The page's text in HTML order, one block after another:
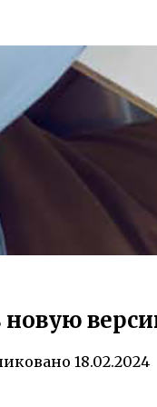
18.02.2024